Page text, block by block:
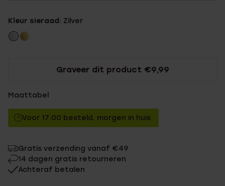
Zonder memberkorting
Kleur sieraad: Zilver
Graveer dit product €9,99
Maattabel
Voor 17:00 besteld, morgen in huis
Gratis verzending vanaf €49
14 dagen gratis retourneren
Achteraf betalen